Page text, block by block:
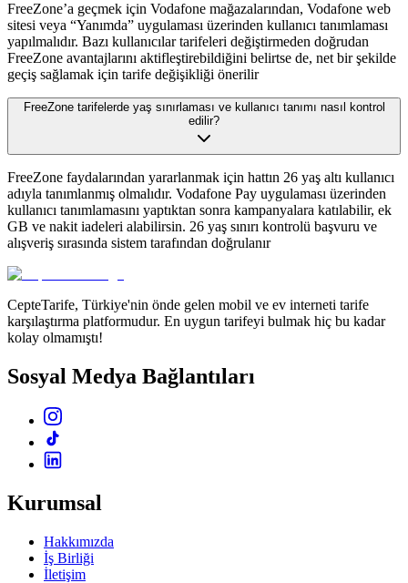
FreeZone’a geçmek için Vodafone mağazalarından, Vodafone web
sitesi veya “Yanımda” uygulaması üzerinden kullanıcı tanımlaması
yapılmalıdır. Bazı kullanıcılar tarifeleri değiştirmeden doğrudan
FreeZone avantajlarını aktifleştirebildiğini belirtse de, net bir şekilde
geçiş sağlamak için tarife değişikliği önerilir
FreeZone tarifelerde yaş sınırlaması ve kullanıcı tanımı nasıl kontrol
edilir?
FreeZone faydalarından yararlanmak için hattın 26 yaş altı kullanıcı
adıyla tanımlanmış olmalıdır. Vodafone Pay uygulaması üzerinden
kullanıcı tanımlamasını yaptıktan sonra kampanyalara katılabilir, ek
GB ve nakit iadeleri alabilirsin. 26 yaş sınırı kontrolü başvuru ve
alışveriş sırasında sistem tarafından doğrulanır
CepteTarife, Türkiye'nin önde gelen mobil ve ev interneti tarife
karşılaştırma platformudur. En uygun tarifeyi bulmak hiç bu kadar
kolay olmamıştı!
Sosyal Medya Bağlantıları
Kurumsal
Hakkımızda
İş Birliği
İletişim